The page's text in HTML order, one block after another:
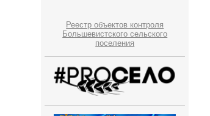
Реестр объектов контроля
Большевистского сельского
поселения